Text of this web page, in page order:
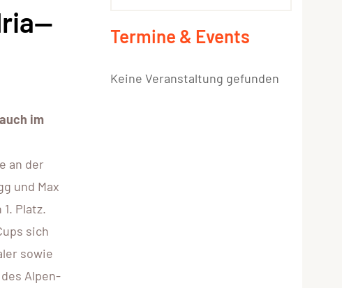
im
an der
und Max
Platz.
sich
sowie
Alpen-
Termine & Events
Keine Veranstaltung gefunden